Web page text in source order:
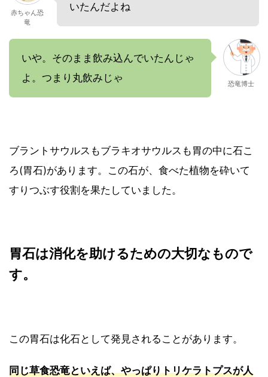
赤ちゃん恐
竜
いたんだよね
いや。そのまま飲み込んでいたんじゃ
よ。つまり丸飲みじゃ
恐竜博士
ブラントサウルスもブラキオサウルスも胃の中に石こ
ろ(胃石)があります。この石が、食べた植物を砕いて
すりつぶす役割を果たしていました。
胃石は消化を助けるための大切なもので
す。
この胃石は化石として発見されることがあります。
同じ草食恐竜といえば、やっぱりトリケラトプスが人